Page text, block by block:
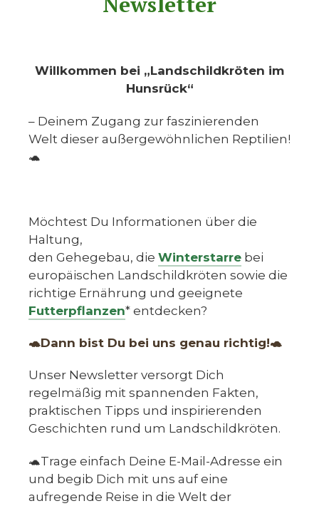
Willkommen bei „Landschildkröten im
Hunsrück“
– Deinem Zugang zur faszinierenden
Welt dieser außergewöhnlichen Reptilien!
🐢
Möchtest Du Informationen über die
Haltung,
den Gehegebau, die Winterstarre bei
europäischen Landschildkröten sowie die
richtige Ernährung und geeignete
Futterpflanzen* entdecken?
🐢Dann bist Du bei uns genau richtig!🐢
Unser Newsletter versorgt Dich
regelmäßig mit spannenden Fakten,
praktischen Tipps und inspirierenden
Geschichten rund um Landschildkröten.
🐢Trage einfach Deine E-Mail-Adresse ein
und begib Dich mit uns auf eine
aufregende Reise in die Welt der